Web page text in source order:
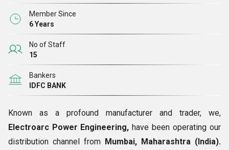
Member Since
6 Years
No of Staff
15
Bankers
IDFC BANK
Known as a profound manufacturer and trader, we,
Electroarc Power Engineering, have been operating our
distribution channel from Mumbai, Maharashtra (India).